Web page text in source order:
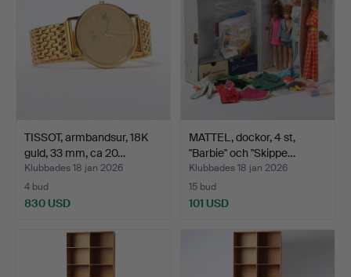
TISSOT, armbandsur, 18K
guld, 33 mm, ca 20…
Klubbades 18 jan 2026
4 bud
830 USD
MATTEL, dockor, 4 st,
"Barbie" och "Skippe…
Klubbades 18 jan 2026
15 bud
101 USD